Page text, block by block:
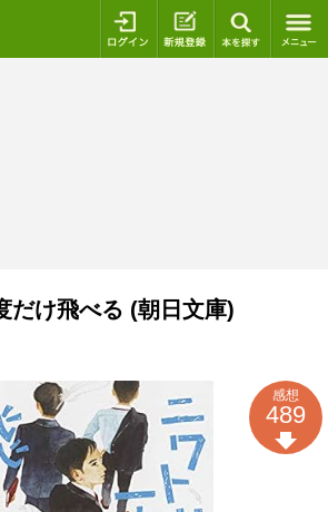
ログイン 新規登録
だけ飛べる (朝日文庫)
感想
489